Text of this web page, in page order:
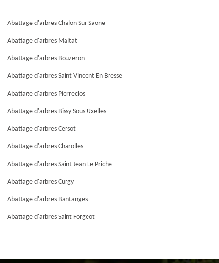
Abattage d'arbres Chalon Sur Saone
Abattage d'arbres Maltat
Abattage d'arbres Bouzeron
Abattage d'arbres Saint Vincent En Bresse
Abattage d'arbres Pierreclos
Abattage d'arbres Bissy Sous Uxelles
Abattage d'arbres Cersot
Abattage d'arbres Charolles
Abattage d'arbres Saint Jean Le Priche
Abattage d'arbres Curgy
Abattage d'arbres Bantanges
Abattage d'arbres Saint Forgeot